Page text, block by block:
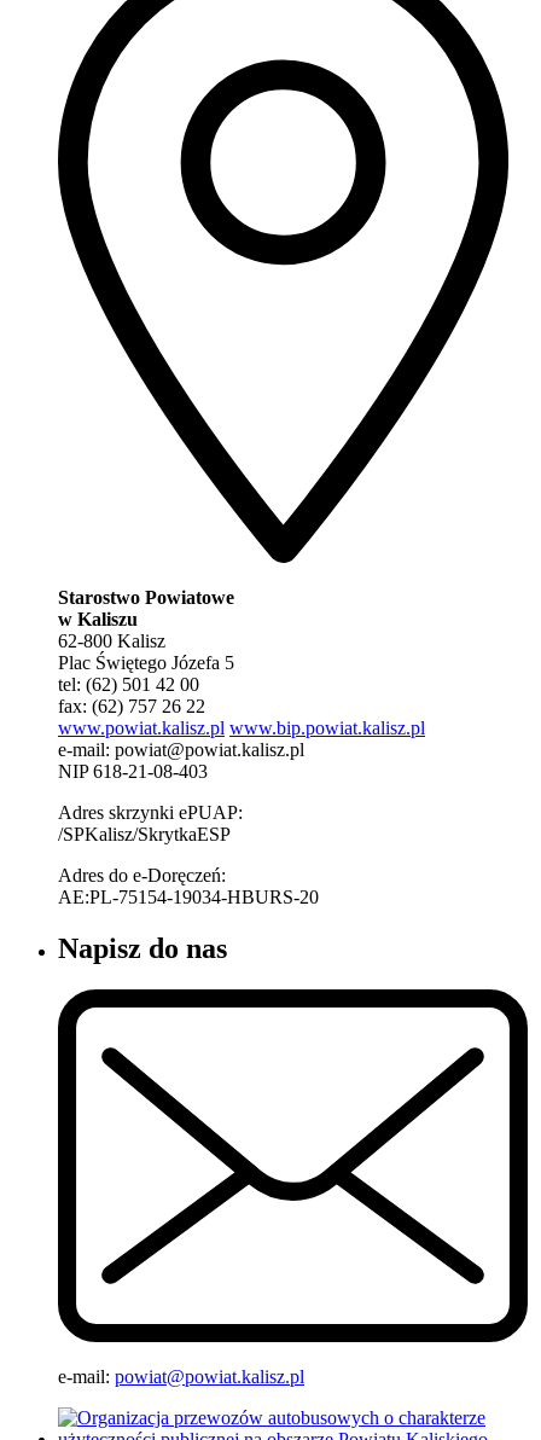
Starostwo Powiatowe
w Kaliszu
62-800 Kalisz
Plac Świętego Józefa 5
tel: (62) 501 42 00
fax: (62) 757 26 22
www.powiat.kalisz.pl www.bip.powiat.kalisz.pl
e-mail: powiat@powiat.kalisz.pl
NIP 618-21-08-403
Adres skrzynki ePUAP:
/SPKalisz/SkrytkaESP
Adres do e-Doręczeń:
AE:PL-75154-19034-HBURS-20
Napisz do nas
e-mail: powiat@powiat.kalisz.pl